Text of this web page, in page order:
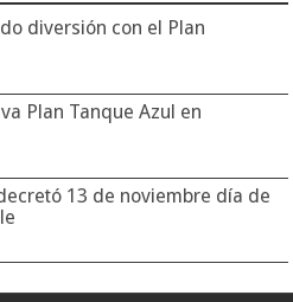
diversión con el Plan
Plan Tanque Azul en
13 de noviembre día de